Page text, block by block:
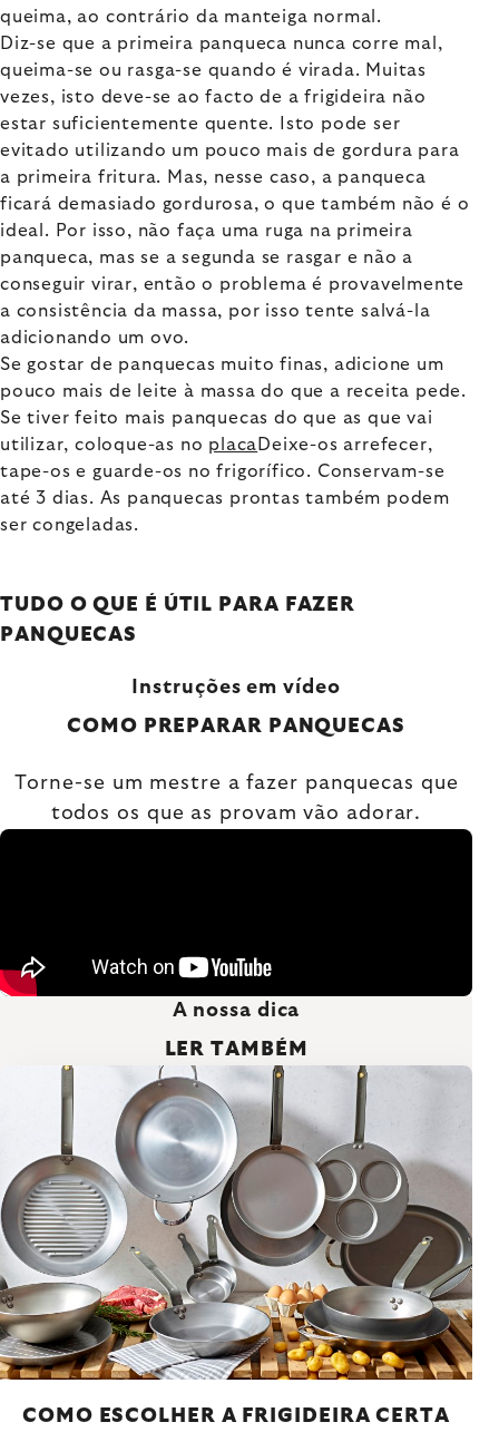
queima, ao contrário da manteiga normal.
Diz-se que a primeira panqueca nunca corre mal,
queima-se ou rasga-se quando é virada. Muitas
vezes, isto deve-se ao facto de a frigideira não
estar suficientemente quente. Isto pode ser
evitado utilizando um pouco mais de gordura para
a primeira fritura. Mas, nesse caso, a panqueca
ficará demasiado gordurosa, o que também não é o
ideal. Por isso, não faça uma ruga na primeira
panqueca, mas se a segunda se rasgar e não a
conseguir virar, então o problema é provavelmente
a consistência da massa, por isso tente salvá-la
adicionando um ovo.
Se gostar de panquecas muito finas, adicione um
pouco mais de leite à massa do que a receita pede.
Se tiver feito mais panquecas do que as que vai
utilizar, coloque-as no placa Deixe-os arrefecer,
tape-os e guarde-os no frigorífico. Conservam-se
até 3 dias. As panquecas prontas também podem
ser congeladas.
TUDO O QUE É ÚTIL PARA FAZER
PANQUECAS
Instruções em vídeo
COMO PREPARAR PANQUECAS
Torne-se um mestre a fazer panquecas que
todos os que as provam vão adorar.
A nossa dica
LER TAMBÉM
COMO ESCOLHER A FRIGIDEIRA CERTA